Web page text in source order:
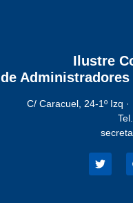
Ilustre
de Administradores
C/ Caracuel, 24-1º Izq